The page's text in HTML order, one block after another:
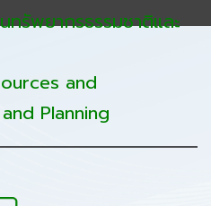
ทรัพยากรธรรมชาติและ
and
Planning